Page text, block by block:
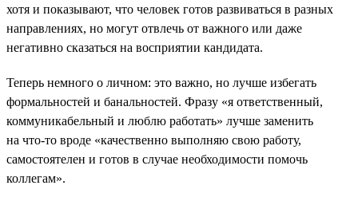
хотя и показывают, что человек готов развиваться в разных
направлениях, но могут отвлечь от важного или даже
негативно сказаться на восприятии кандидата.
Теперь немного о личном: это важно, но лучше избегать
формальностей и банальностей. Фразу «я ответственный,
коммуникабельный и люблю работать» лучше заменить
на что-то вроде «качественно выполняю свою работу,
самостоятелен и готов в случае необходимости помочь
коллегам».